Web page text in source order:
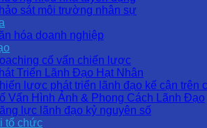
sát môi trường nhân sự
hóa doanh nghiệp
cố vấn chiến lược
Triển Lãnh Đạo Hạt Nhân
lược phát triển lãnh đạo kế cận trên
Vấn Hình Ảnh & Phong Cách Lãnh Đạo
lực lãnh đạo kỷ nguyên số
tổ chức